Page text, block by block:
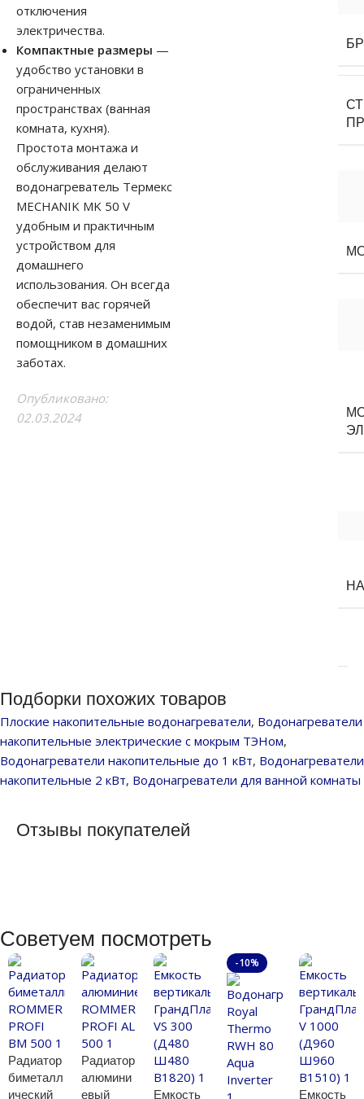
отключения
электричества.
Компактные размеры —
удобство установки в
ограниченных
пространствах (ванная
комната, кухня).
Простота монтажа и
обслуживания делают
водонагреватель Термекс
MECHANIK MK 50 V
удобным и практичным
устройством для
домашнего
использования. Он всегда
обеспечит вас горячей
водой, став незаменимым
помощником в домашних
заботах.
Опубликовано:
02.03.2024
Подборки похожих товаров
Плоские накопительные водонагреватели, Водонагреватели
накопительные электрические с мокрым ТЭНом,
Водонагреватели накопительные до 1 кВт, Водонагреватели
накопительные 2 кВт, Водонагреватели для ванной комнаты
Отзывы покупателей
Советуем посмотреть
Радиатор
биметалл
ический
Радиатор
алюмини
евый
Емкость
-10%
Емкость